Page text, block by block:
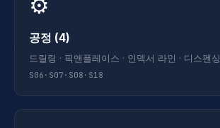
공정 (4)
드릴링 · 픽앤플레이스 · 인덱서 라인 · 디스펜싱
S06·S07·S08·S18